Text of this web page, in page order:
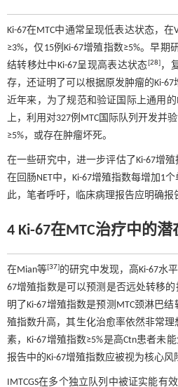
Ki-67在MTC中通常呈现低表达状态，在
≥3%，仅15例Ki-67增殖指数≥5%。早期
结转移灶中Ki-67呈现高表达状态[28]，
存，还证明了可以根据原发肿瘤的Ki-67
近年来，为了规范和验证国际上通用的
上，利用对327例MTC国际队列开发并
≥5%，或存在肿瘤坏死。
在一些研究中，进一步评估了Ki-67增
在回肠NET中，Ki-67增殖指数每增加1
此，笔者呼吁，临床病理报告应明确报
4 Ki-67在MTC治疗中的潜
在Mian等[37] 的研究中发现，高Ki-67水
67增殖指数是可以预测是否远处转移
明了Ki-67增殖指数是预测MTC颈淋巴
殖指数升高，其生化治愈率依然非常理
素，Ki-67增殖指数≥5%是高Ctn患者未
报告中的Ki-67增殖指数应被视为核心
IMTCGS在多个独立队列中被证实能有